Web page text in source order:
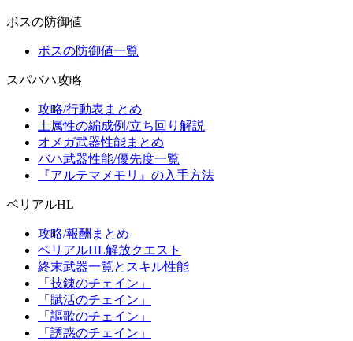
ボスの防御値
ボスの防御値一覧
スパバハ攻略
攻略/行動表まとめ
土属性の編成例/立ち回り解説
オメガ武器性能まとめ
バハ武器性能/優先度一覧
『アルテマメモリ』の入手方法
ベリアルHL
攻略/報酬まとめ
ベリアルHL解放クエスト
終末武器一覧とスキル性能
「技錬のチェイン」
「賦活のチェイン」
「謳歌のチェイン」
「誘惑のチェイン」